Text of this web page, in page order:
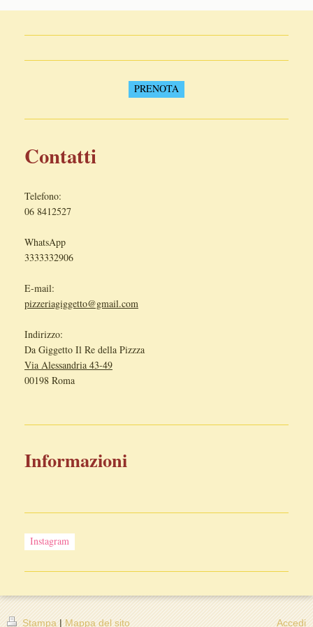
PRENOTA
Contatti
Telefono:
06 8412527
WhatsApp
3333332906
E-mail:
pizzeriagiggetto@gmail.com
Indirizzo:
Da Giggetto Il Re della Pizzza
Via Alessandria 43-49
00198 Roma
Informazioni
Instagram
Stampa | Mappa del sito Accedi